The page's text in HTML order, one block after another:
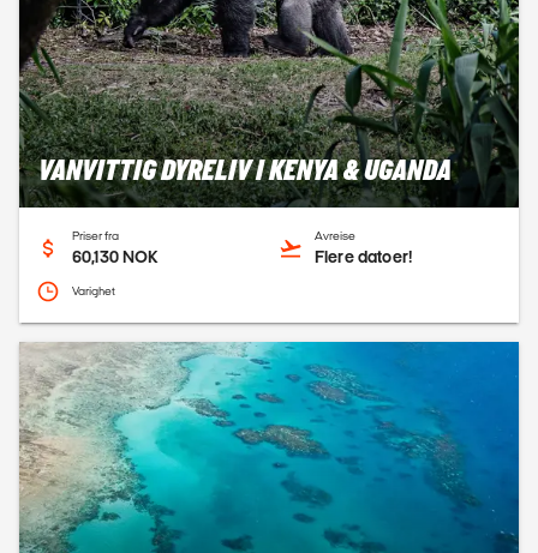
VANVITTIG DYRELIV I KENYA & UGANDA
Priser fra
60,130 NOK
Varighet
Avreise
Flere datoer!